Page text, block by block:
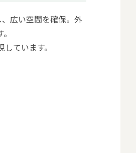
広い空間を確保。外
ています。